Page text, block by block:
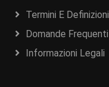
Termini E Definizioni
Domande Frequenti
Informazioni Legali